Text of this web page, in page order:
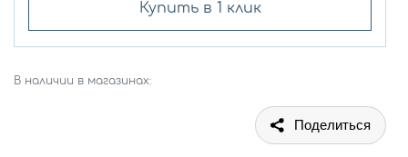
Купить в 1 клик
В наличии в магазинах:
Поделиться